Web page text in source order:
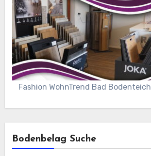
Fashion WohnTrend Bad Bodenteich
Bodenbelag Suche